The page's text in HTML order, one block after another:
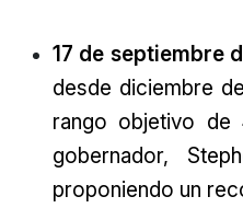
17 de septiembre
desde diciembre
rango objetivo de
gobernador,
proponiendo un